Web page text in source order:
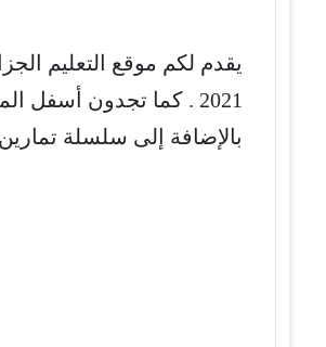
يقدم لكم موقع التعليم
2021 . كما تجدون
بالإضافة إلى سلسلة